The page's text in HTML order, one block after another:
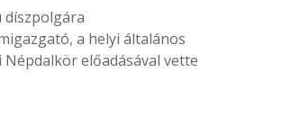
díszpolgára
a helyi általános
előadásával vette